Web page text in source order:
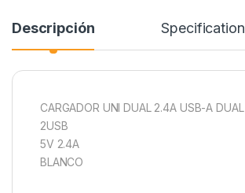
Descripción Specification
CARGADOR UNI DUAL 2.4A USB-A DUAL
2USB
5V 2.4A
BLANCO